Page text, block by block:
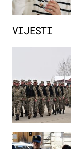
VIJESTI